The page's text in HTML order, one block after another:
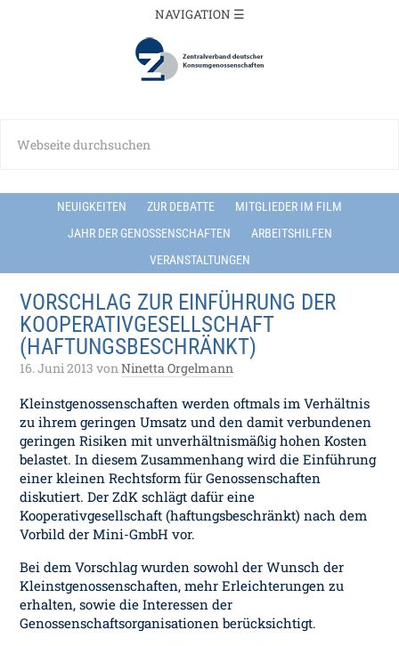
NEUIGKEITEN ZUR DEBATTE
MITGLIEDER IM FILM
JAHR DER GENOSSENSCHAFTEN
ARBEITSHILFEN
VERANSTALTUNGEN
VORSCHLAG ZUR EINFÜHRUNG DER
KOOPERATIVGESELLSCHAFT
(HAFTUNGSBESCHRÄNKT)
16. Juni 2013 vonNinetta Orgelmann
Kleinstgenossenschaften werden oftmals im Verhältnis
zu ihrem geringen Umsatz und den damit verbundenen
geringen Risiken mit unverhältnismäßig hohen Kosten
belastet. In diesem Zusammenhang wird die Einführung
einer kleinen Rechtsform für Genossenschaften
diskutiert. Der ZdK schlägt dafür eine
Kooperativgesellschaft (haftungsbeschränkt) nach dem
Vorbild der Mini-GmbH vor.
Bei dem Vorschlag wurden sowohl der Wunsch der
Kleinstgenossenschaften, mehr Erleichterungen zu
erhalten, sowie die Interessen der
Genossenschaftsorganisationen berücksichtigt.